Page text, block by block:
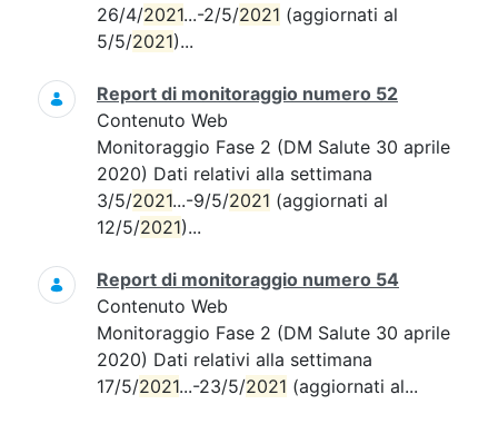
26/4/2021...-2/5/2021 (aggiornati al
5/5/2021)...
Report di monitoraggio numero 52
Contenuto Web
Monitoraggio Fase 2 (DM Salute 30 aprile
2020) Dati relativi alla settimana
3/5/2021...-9/5/2021 (aggiornati al
12/5/2021)...
Report di monitoraggio numero 54
Contenuto Web
Monitoraggio Fase 2 (DM Salute 30 aprile
2020) Dati relativi alla settimana
17/5/2021...-23/5/2021 (aggiornati al...